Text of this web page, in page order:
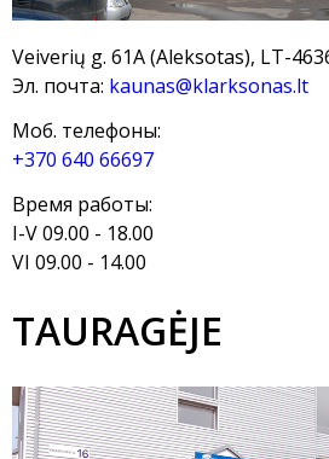
Veiverių g. 61A (Aleksotas), LT-
Эл. почта: kaunas@klarksonas.lt
Моб. телефоны:
+370 640 66697
Время работы:
I-V 09.00 - 18.00
VI 09.00 - 14.00
TAURAGĖJE